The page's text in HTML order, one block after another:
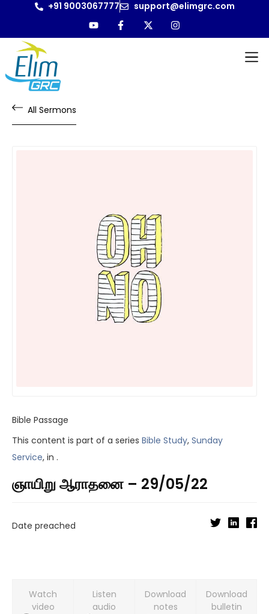
+91 9003067777 support@elimgrc.com
All Sermons
Bible Passage
This content is part of a series Bible Study, Sunday
Service, in .
ஞாயிறு ஆராதனை – 29/05/22
Date preached
Watch
video
Listen
audio
Download
notes
Download
bulletin